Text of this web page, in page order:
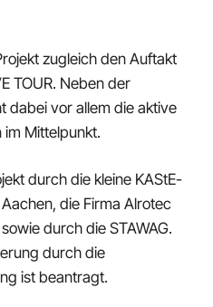
zugleich den Auftakt
TOUR. Neben der
dabei vor allem die aktive
im Mittelpunkt.
durch die kleine KAStE-
die Firma Alrotec
durch die STAWAG.
durch die
ist beantragt.